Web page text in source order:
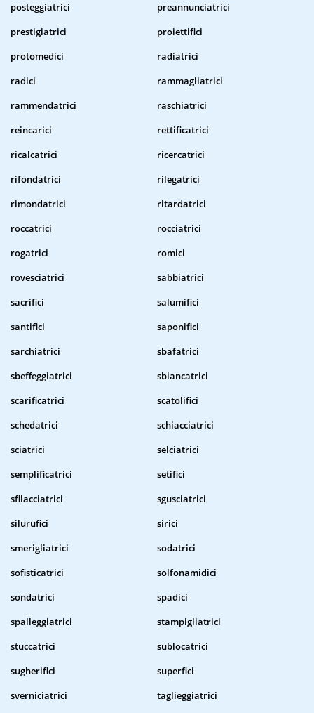
posteggiatrici
preannunciatrici
prestigiatrici
proiettifici
protomedici
radiatrici
radici
rammagliatrici
rammendatrici
raschiatrici
reincarici
rettificatrici
ricalcatrici
ricercatrici
rifondatrici
rilegatrici
rimondatrici
ritardatrici
roccatrici
rocciatrici
rogatrici
romici
rovesciatrici
sabbiatrici
sacrifici
salumifici
santifici
saponifici
sarchiatrici
sbafatrici
sbeffeggiatrici
sbiancatrici
scarificatrici
scatolifici
schedatrici
schiacciatrici
sciatrici
selciatrici
semplificatrici
setifici
sfilacciatrici
sgusciatrici
silurufici
sirici
smerigliatrici
sodatrici
sofisticatrici
solfonamidici
sondatrici
spadici
spalleggiatrici
stampigliatrici
stuccatrici
sublocatrici
sugherifici
superfici
sverniciatrici
taglieggiatrici